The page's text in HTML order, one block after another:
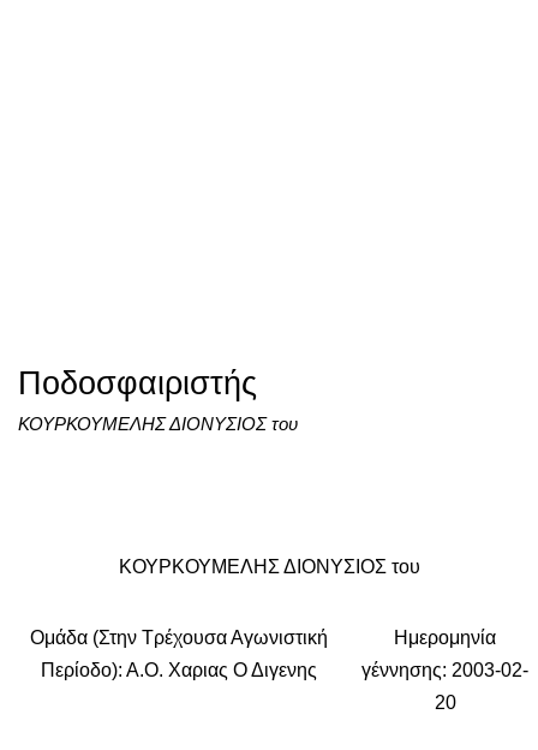
Ποδοσφαιριστής
ΚΟΥΡΚΟΥΜΕΛΗΣ ΔΙΟΝΥΣΙΟΣ του
ΚΟΥΡΚΟΥΜΕΛΗΣ ΔΙΟΝΥΣΙΟΣ του
Ομάδα (Στην Τρέχουσα Αγωνιστική
Περίοδο): Α.Ο. Χαριας Ο Διγενης
Ημερομηνία
γέννησης: 2003-02-
20